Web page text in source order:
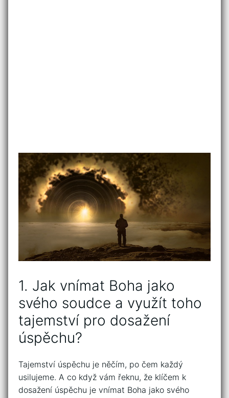
1. ⁤Jak⁢ vnímat Boha ⁣jako
svého​ soudce a využít toho
⁤tajemství pro dosažení
úspěchu?
Tajemství úspěchu je ⁣něčím,​ po ⁤čem každý
usilujeme. A co ⁢když ‌vám řeknu, že klíčem ​k
dosažení úspěchu je ⁢vnímat Boha jako ‍svého